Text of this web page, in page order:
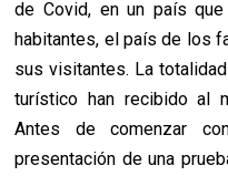
de Covid, en un país
habitantes, el país de los
sus visitantes. La
turístico han recibido al
Antes de comenzar
presentación de una